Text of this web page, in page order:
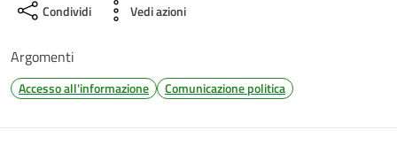
Condividi Vedi azioni
Argomenti
Accesso all'informazione Comunicazione politica